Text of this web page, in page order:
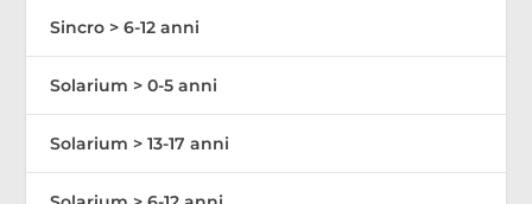
Sincro > 6-12 anni
Solarium > 0-5 anni
Solarium > 13-17 anni